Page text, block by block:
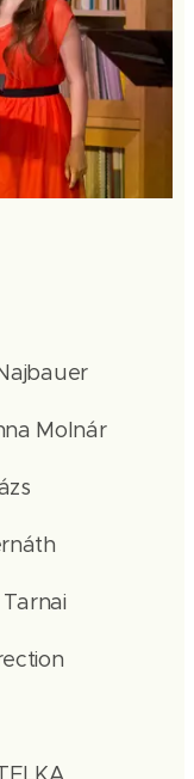
Molnár